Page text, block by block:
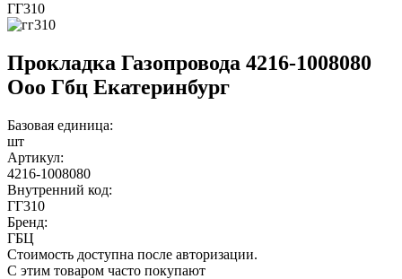
ГГ310
Прокладка Газопровода 4216-1008080
Ооо Гбц Екатеринбург
Базовая единица:
шт
Артикул:
4216-1008080
Внутренний код:
ГГ310
Бренд:
ГБЦ
Стоимость доступна после авторизации.
С этим товаром часто покупают